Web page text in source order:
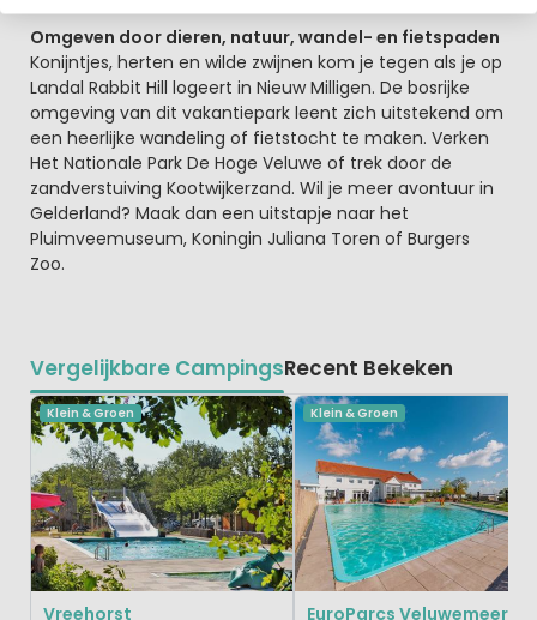
Omgeven door dieren, natuur, wandel- en fietspaden
Konijntjes, herten en wilde zwijnen kom je tegen als je op
Landal Rabbit Hill logeert in Nieuw Milligen. De bosrijke
omgeving van dit vakantiepark leent zich uitstekend om
een heerlijke wandeling of fietstocht te maken. Verken
Het Nationale Park De Hoge Veluwe of trek door de
zandverstuiving Kootwijkerzand. Wil je meer avontuur in
Gelderland? Maak dan een uitstapje naar het
Pluimveemuseum, Koningin Juliana Toren of Burgers
Zoo.
Vergelijkbare CampingsRecent Bekeken
Klein & Groen
Vreehorst
Klein & Groen
EuroParcs Veluwemeer